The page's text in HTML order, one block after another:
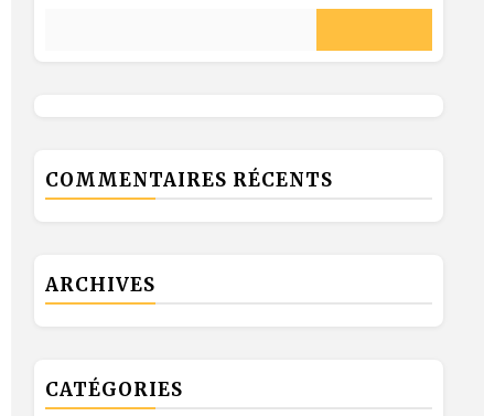
COMMENTAIRES RÉCENTS
ARCHIVES
CATÉGORIES